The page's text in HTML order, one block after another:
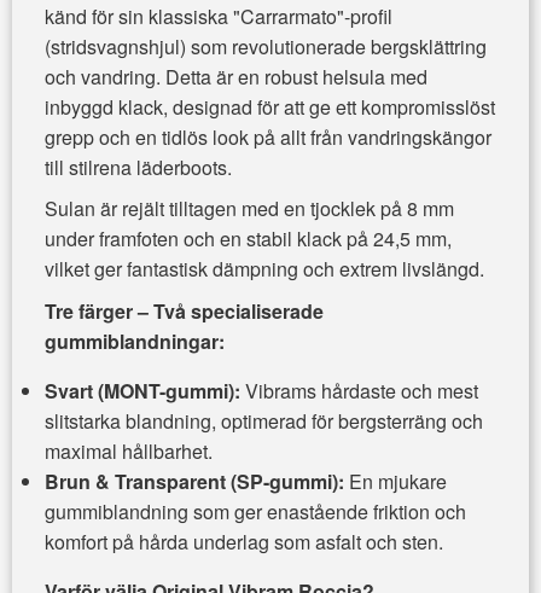
känd för sin klassiska "Carrarmato"-profil
(stridsvagnshjul) som revolutionerade bergsklättring
och vandring. Detta är en robust helsula med
inbyggd klack, designad för att ge ett kompromisslöst
grepp och en tidlös look på allt från vandringskängor
till stilrena läderboots.
Sulan är rejält tilltagen med en tjocklek på 8 mm
under framfoten och en stabil klack på 24,5 mm,
vilket ger fantastisk dämpning och extrem livslängd.
Tre färger – Två specialiserade
gummiblandningar:
Svart (MONT-gummi): Vibrams hårdaste och mest
slitstarka blandning, optimerad för bergsterräng och
maximal hållbarhet.
Brun & Transparent (SP-gummi): En mjukare
gummiblandning som ger enastående friktion och
komfort på hårda underlag som asfalt och sten.